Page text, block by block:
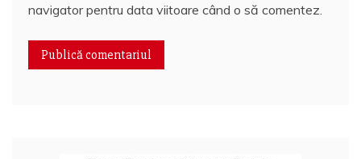
navigator pentru data viitoare când o să comentez.